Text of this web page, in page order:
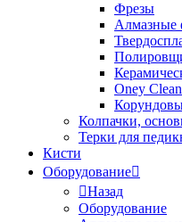
Фрезы
Алмазные
Oney Clean
Колпачки,
Терки для
Кисти
Оборудование
Назад
Оборудование